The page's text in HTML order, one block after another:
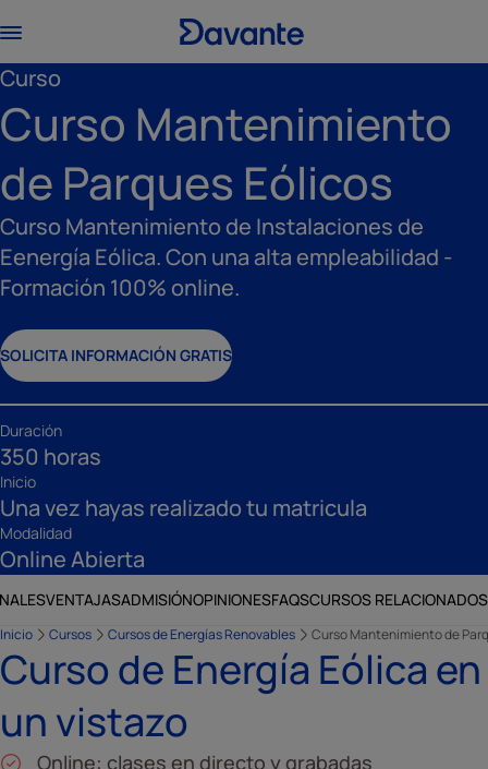
Curso
Curso Mantenimiento
de Parques Eólicos
Curso Mantenimiento de Instalaciones de
Eenergía Eólica. Con una alta empleabilidad -
Formación 100% online.
SOLICITA INFORMACIÓN GRATIS
Duración
350 horas
Inicio
Una vez hayas realizado tu matricula
Modalidad
Online Abierta
VENTAJASADMISIÓNOPINIONESFAQSCURSOS RELACIONADOS
Inicio Cursos Cursos de Energías Renovables Curso Mantenimiento de
Curso de Energía Eólica en
un vistazo
Online: clases en directo y grabadas